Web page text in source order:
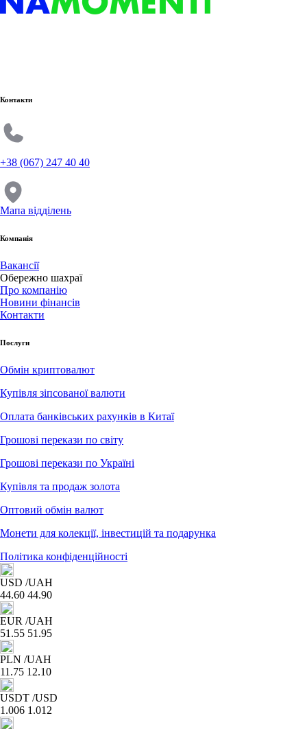
Контакти
+38 (067) 247 40 40
Мапа відділень
Компанія
Вакансії
Обережно шахраї
Про компанію
Новини фінансів
Контакти
Послуги
Обмін криптовалют
Купівля зіпсованої валюти
Оплата банківських рахунків в Китаї
Грошові перекази по світу
Грошові перекази по Україні
Купівля та продаж золота
Оптовий обмін валют
Монети для колекції, інвестицій та подарунка
Політика конфіденційності
USD /UAH
44.60 44.90
EUR /UAH
51.55 51.95
PLN /UAH
11.75 12.10
USDT /USD
1.006 1.012